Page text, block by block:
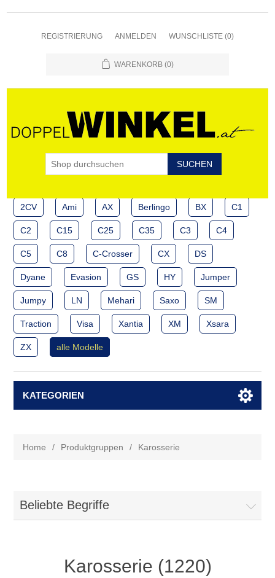
REGISTRIERUNG ANMELDEN WUNSCHLISTE (0)
WARENKORB (0)
2CV Ami AX Berlingo BX C1
C2 C15 C25 C35 C3 C4
C5 C8 C-Crosser CX DS
Dyane Evasion GS HY Jumper
Jumpy LN Mehari Saxo SM
Traction Visa Xantia XM Xsara
ZX alle Modelle
KATEGORIEN
Home / Produktgruppen / Karosserie
Beliebte Begriffe
Karosserie (1220)